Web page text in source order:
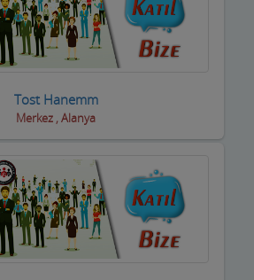
uçak bilet firmaları
Firmaları
Tost Hanemm
Merkez , Alanya